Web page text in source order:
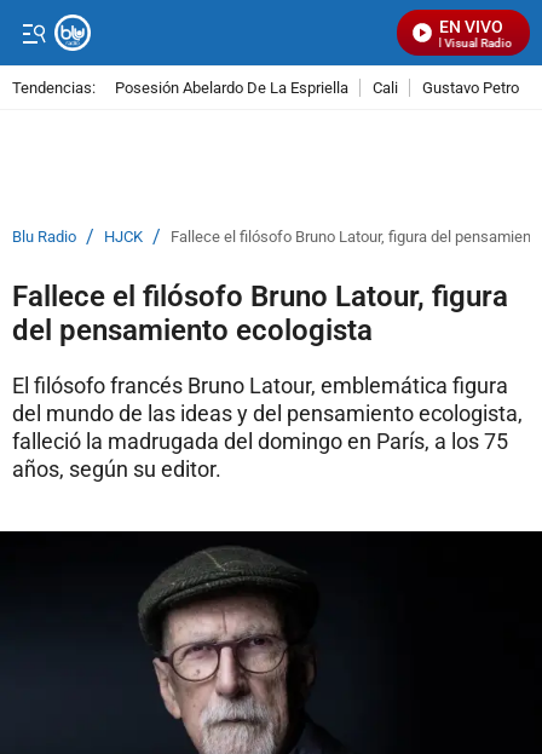
EN VIVO
Señal Visual Radio
Tendencias: Posesión Abelardo De La Espriella Cali Gustavo Petro
Blu Radio / HJCK / Fallece el filósofo Bruno Latour, figura del
Fallece el filósofo Bruno Latour, figura
del pensamiento ecologista
El filósofo francés Bruno Latour, emblemática figura
del mundo de las ideas y del pensamiento ecologista,
falleció la madrugada del domingo en París, a los 75
años, según su editor.